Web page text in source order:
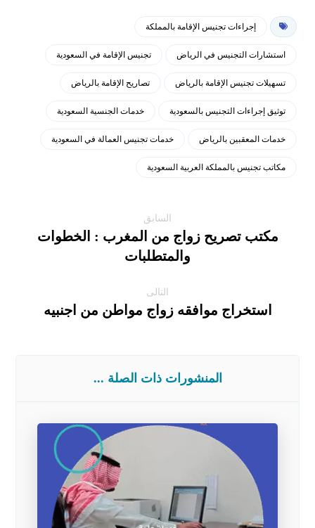
إجراءات تجنيس الإقامة بالمملكة
استشارات التجنيس في الرياض تجنيس الإقامة في السعودية
تسهيلات تجنيس الإقامة بالرياض تصاريح الإقامة بالرياض
توثيق إجراءات التجنيس بالسعودية خدمات الجنسية السعودية
خدمات المعقبين بالرياض خدمات تجنيس العمالة في السعودية
مكاتب تجنيس بالمملكة العربية السعودية
السابق
مكتب تصريح زواج من المغرب : الخطوات
والمتطلبات
التالى
استخراج موافقه زواج مواطن من اجنبيه
المنشورات ذات الصلة ...